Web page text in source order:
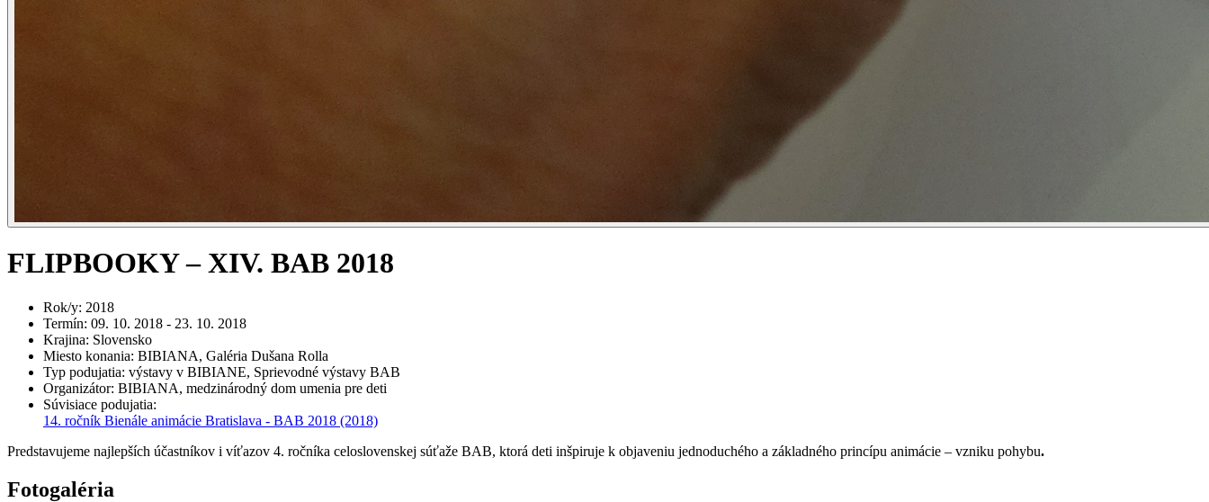
FLIPBOOKY – XIV. BAB 2018
Rok/y: 2018
Termín: 09. 10. 2018 - 23. 10. 2018
Krajina: Slovensko
Miesto konania: BIBIANA, Galéria Dušana Rolla
Typ podujatia: výstavy v BIBIANE, Sprievodné výstavy BAB
Organizátor: BIBIANA, medzinárodný dom umenia pre deti
Súvisiace podujatia:
14. ročník Bienále animácie Bratislava - BAB 2018 (2018)
Predstavujeme najlepších účastníkov i víťazov 4. ročníka celoslovenskej súťaže BAB, ktorá deti inšpiruje k objaveniu jednoduchého a základného princípu animácie – vzniku pohybu.
Fotogaléria